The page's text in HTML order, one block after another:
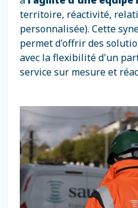
territoire, réactivité,
personnalisée). Cette
permet d'offrir des
avec la flexibilité d'un
service sur mesure et